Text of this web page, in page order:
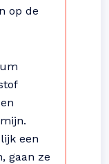
op de
een
gaan ze